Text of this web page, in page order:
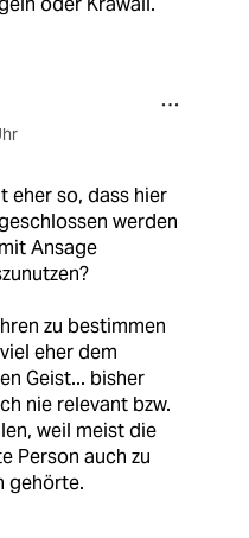
eher so, dass hier
werden
Ansage
zu bestimmen
eher dem
Geist... bisher
nie relevant bzw.
weil meist die
Person auch zu
gehörte.